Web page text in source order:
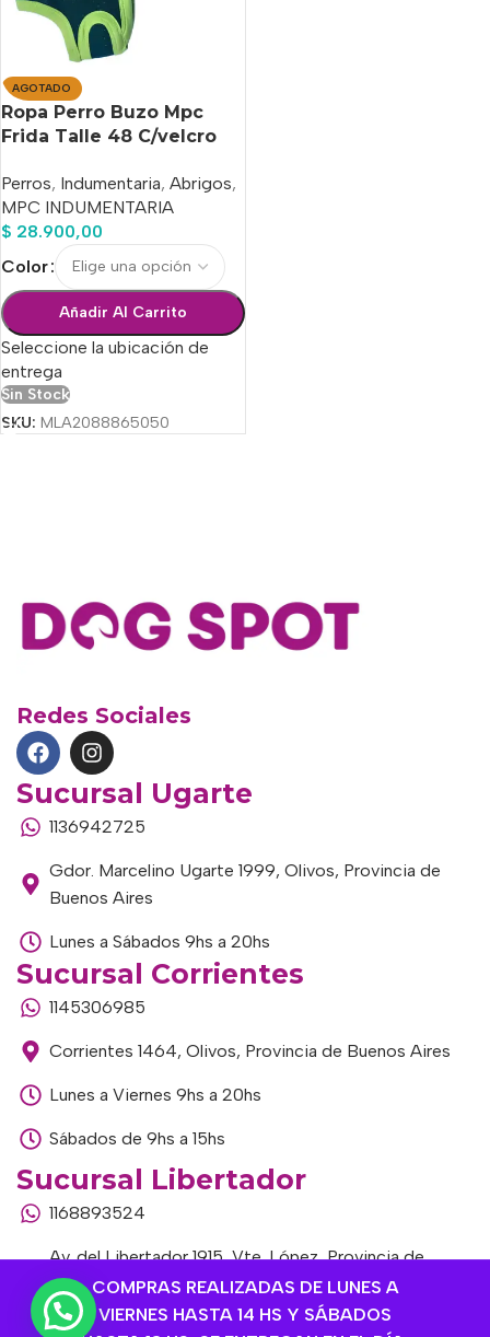
COMPRAS REALIZADAS DE LUNES A
VIERNES HASTA 14 HS Y SÁBADOS
AGOTADO
Ropa Perro Buzo Mpc
Frida Talle 48 C/velcro
Perros, Indumentaria, Abrigos,
MPC INDUMENTARIA
$ 28.900,00
Color
Añadir Al Carrito
Seleccione la ubicación de
entrega
Sin Stock
SKU: MLA2088865050
Redes Sociales
Sucursal Ugarte
1136942725
Gdor. Marcelino Ugarte 1999, Olivos, Provincia de
Buenos Aires
Lunes a Sábados 9hs a 20hs
Sucursal Corrientes
1145306985
Corrientes 1464, Olivos, Provincia de Buenos Aires
Lunes a Viernes 9hs a 20hs
Sábados de 9hs a 15hs
Sucursal Libertador
1168893524
Av. del Libertador 1915, Vte. López, Provincia de
Buenos Aires
Lunes a Viernes de 9hs a 13hs / 16hs a 20hs